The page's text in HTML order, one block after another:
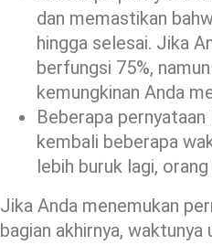
dan memastikan
hingga selesai. Jika
berfungsi 75%,
kemungkinan Anda
Beberapa
kembali beberapa
lebih buruk lagi,
Jika Anda menemukan
bagian akhirnya,